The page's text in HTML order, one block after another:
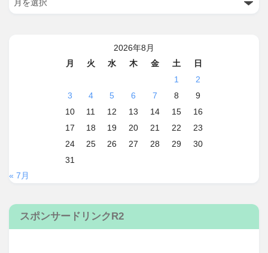
2026年8月
月
火 水 木 金 土
日
1
2
3
4 5 6 7 8
9
10
11 12 13 14 15
16
17
18 19 20 21 22
23
24
25 26 27 28 29
30
31
« 7月
スポンサードリンクR2